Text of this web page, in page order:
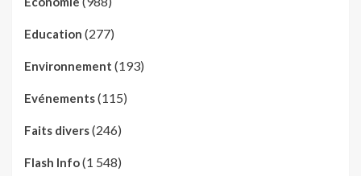
Education (277)
Environnement (193)
Evénements(115)
Faits divers(246)
Flash Info(1 548)